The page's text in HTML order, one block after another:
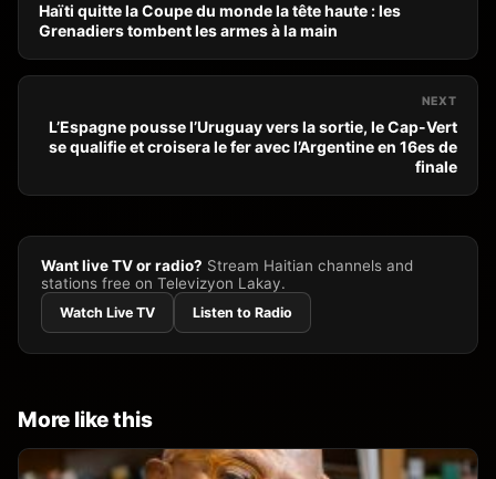
Haïti quitte la Coupe du monde la tête haute : les
Grenadiers tombent les armes à la main
NEXT
L’Espagne pousse l’Uruguay vers la sortie, le Cap-Vert
se qualifie et croisera le fer avec l’Argentine en 16es de
finale
Want live TV or radio? Stream Haitian channels and
stations free on Televizyon Lakay.
Watch Live TV Listen to Radio
More like this